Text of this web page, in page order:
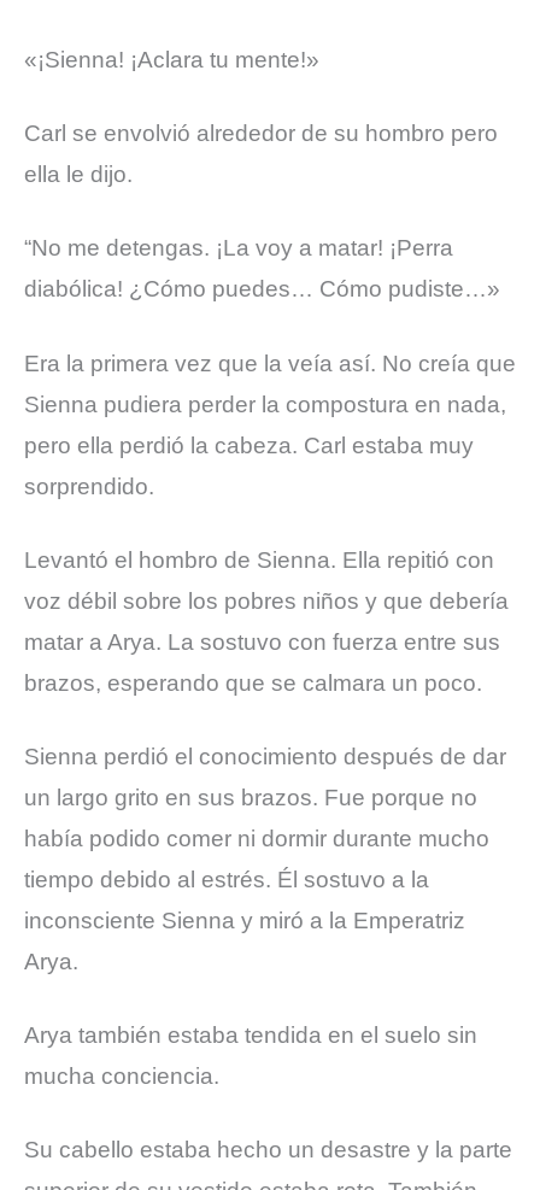
«¡Sienna! ¡Aclara tu mente!»
Carl se envolvió alrededor de su hombro pero
ella le dijo.
“No me detengas. ¡La voy a matar! ¡Perra
diabólica! ¿Cómo puedes… Cómo pudiste…»
Era la primera vez que la veía así. No creía que
Sienna pudiera perder la compostura en nada,
pero ella perdió la cabeza. Carl estaba muy
sorprendido.
Levantó el hombro de Sienna. Ella repitió con
voz débil sobre los pobres niños y que debería
matar a Arya. La sostuvo con fuerza entre sus
brazos, esperando que se calmara un poco.
Sienna perdió el conocimiento después de dar
un largo grito en sus brazos. Fue porque no
había podido comer ni dormir durante mucho
tiempo debido al estrés. Él sostuvo a la
inconsciente Sienna y miró a la Emperatriz
Arya.
Arya también estaba tendida en el suelo sin
mucha conciencia.
Su cabello estaba hecho un desastre y la parte